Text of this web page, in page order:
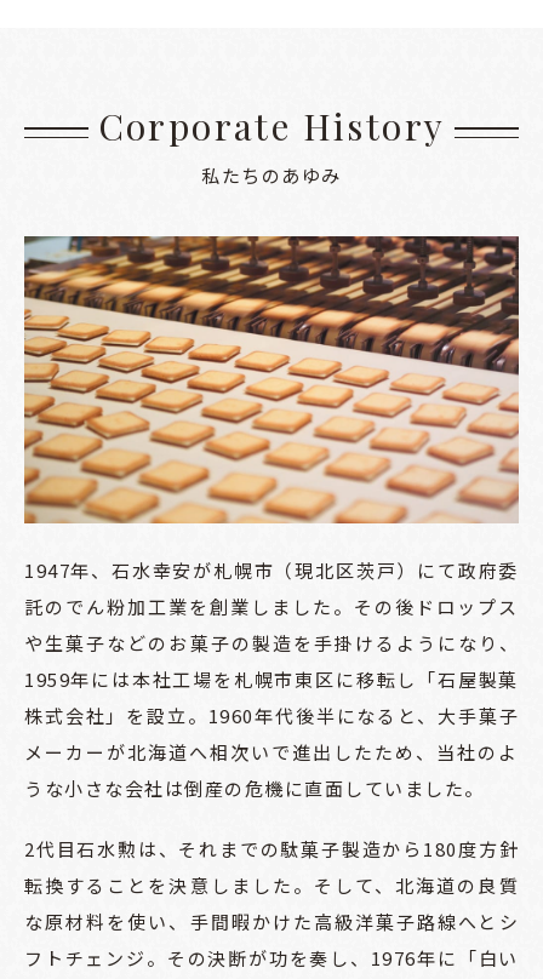
Corporate History
私たちのあゆみ
1947年、石水幸安が札幌市（現北区茨戸）にて政府委
託のでん粉加工業を創業しました。その後ドロップス
や生菓子などのお菓子の製造を手掛けるようになり、
1959年には本社工場を札幌市東区に移転し「石屋製菓
株式会社」を設立。1960年代後半になると、大手菓子
メーカーが北海道へ相次いで進出したため、当社のよ
うな小さな会社は倒産の危機に直面していました。
2代目石水勲は、それまでの駄菓子製造から180度方針
転換することを決意しました。そして、北海道の良質
な原材料を使い、手間暇かけた高級洋菓子路線へとシ
フトチェンジ。その決断が功を奏し、1976年に「白い